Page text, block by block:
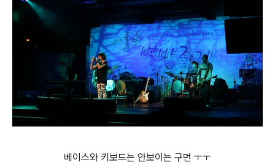
베이스와 키보드는 안보이는 구먼 ㅜㅜ